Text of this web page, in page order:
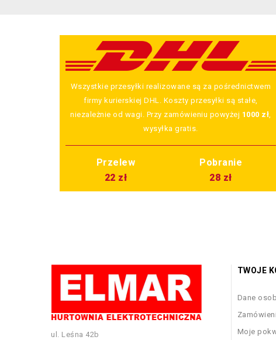
Wszystkie przesyłki realizowane są za pośrednictwem
firmy kurierskiej DHL. Koszty przesyłki są stałe,
niezależnie od wagi. Przy zamówieniu powyżej 1000 zł
wysyłka gratis.
Przelew
Pobranie
22 zł
28 zł
ul. Leśna 42b
TWOJE
Dane
Moje